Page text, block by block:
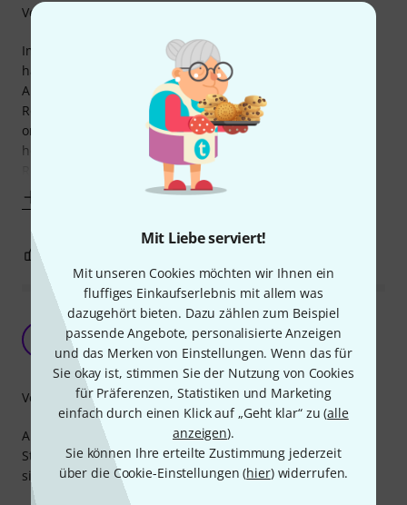
Mit Liebe serviert!
Mit unseren Cookies möchten wir Ihnen ein
fluffiges Einkaufserlebnis mit allem was
dazugehört bieten. Dazu zählen zum Beispiel
passende Angebote, personalisierte Anzeigen
und das Merken von Einstellungen. Wenn das für
Sie okay ist, stimmen Sie der Nutzung von Cookies
für Präferenzen, Statistiken und Marketing
einfach durch einen Klick auf „Geht klar“ zu (alle
anzeigen).
Sie können Ihre erteilte Zustimmung jederzeit
über die Cookie-Einstellungen (hier) widerrufen.
Im Zuge des Umbaus meiner PRS SE Zach Myers Signature
habe ich ebenfalls die Elektronik komplett erneuert. Die
Allparts CTS Potis kommen dabei bei beiden Volumen
Reglern zum Einsatz. Sie sind schwergängiger als die
originalen Potis, was – meiner Meinung nach – einen
hochwertigen Eindruck vermittelt. Über den gesamten
Regelweg laufen sie gleichmäßig, keine Stellen an
Verarbeitung
Amerikanische Axt? Oder die Asiatin upgraden?
Dann CTS Potis...
Eric446 18.08.2021
Also nichts gegen Alpha Potis, bzw. den japanischen
Standard... Im Falle einer recht neuen Epiphone-Gitarre,
sind dort ja Potis koreanischer Herkunft verbaut.
Verarbeitung